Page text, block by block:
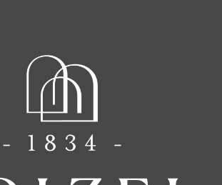
CHAMPAGNE BOIZEL
Actualités